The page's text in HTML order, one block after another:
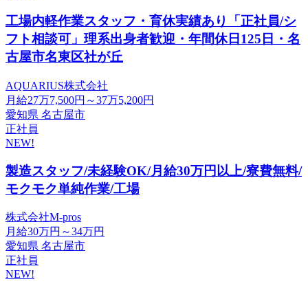
工場内軽作業スタッフ・育休実績あり「正社員/シ
フト相談可」理系出身者歓迎・年間休日125日・名
古屋市名東区社が丘
AQUARIUS株式会社
月給27万7,500円～37万5,200円
愛知県 名古屋市
正社員
NEW!
製造スタッフ/未経験OK/月給30万円以上/寮費無料/
モクモク単純作業/工場
株式会社M-pros
月給30万円～34万円
愛知県 名古屋市
正社員
NEW!